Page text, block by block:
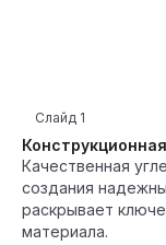
Слайд 1
Качественная
создания
раскрывает
материала.